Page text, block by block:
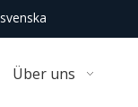
svenska
Über uns